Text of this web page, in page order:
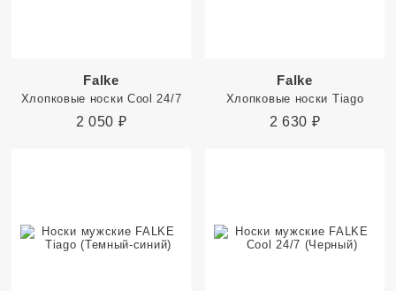
Falke
Хлопковые носки Cool 24/7
2 050 ₽
Falke
Хлопковые носки Tiago
2 630 ₽